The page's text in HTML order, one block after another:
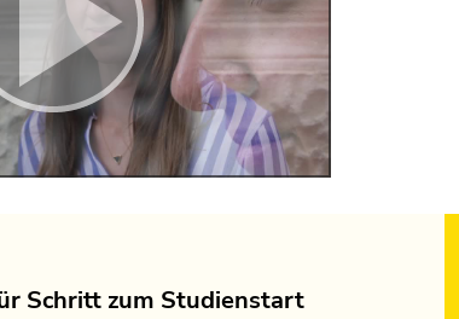
Schritt zum Studienstart